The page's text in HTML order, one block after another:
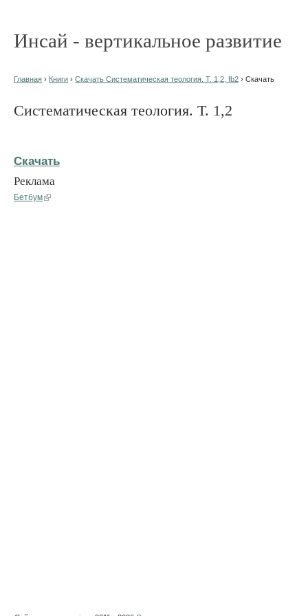
Инсай - вертикальное развитие
Главная › Книги › Скачать Систематическая теология. Т. 1,2, fb2 › Скачать
Систематическая теология. Т. 1,2
Скачать
Реклама
Бетбум